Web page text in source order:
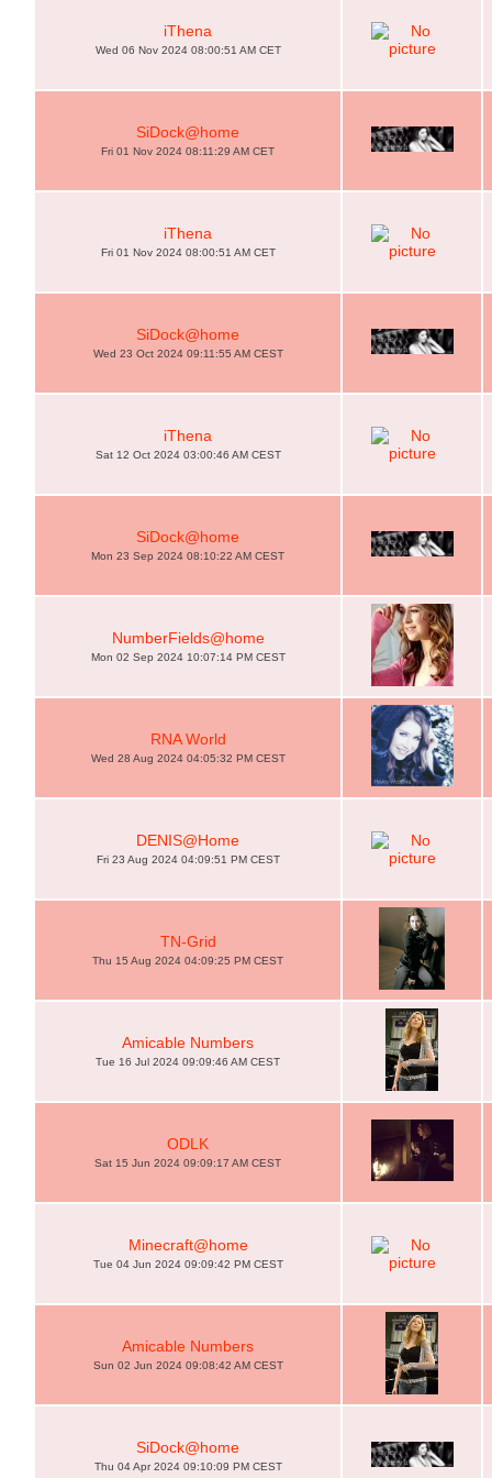
iThena
Wed 06 Nov 2024 08:00:51 AM CET
SiDock@home
Fri 01 Nov 2024 08:11:29 AM CET
iThena
Fri 01 Nov 2024 08:00:51 AM CET
SiDock@home
Wed 23 Oct 2024 09:11:55 AM CEST
iThena
Sat 12 Oct 2024 03:00:46 AM CEST
SiDock@home
Mon 23 Sep 2024 08:10:22 AM CEST
NumberFields@home
Mon 02 Sep 2024 10:07:14 PM CEST
RNA World
Wed 28 Aug 2024 04:05:32 PM CEST
DENIS@Home
Fri 23 Aug 2024 04:09:51 PM CEST
TN-Grid
Thu 15 Aug 2024 04:09:25 PM CEST
Amicable Numbers
Tue 16 Jul 2024 09:09:46 AM CEST
ODLK
Sat 15 Jun 2024 09:09:17 AM CEST
Minecraft@home
Tue 04 Jun 2024 09:09:42 PM CEST
Amicable Numbers
Sun 02 Jun 2024 09:08:42 AM CEST
SiDock@home
Thu 04 Apr 2024 09:10:09 PM CEST